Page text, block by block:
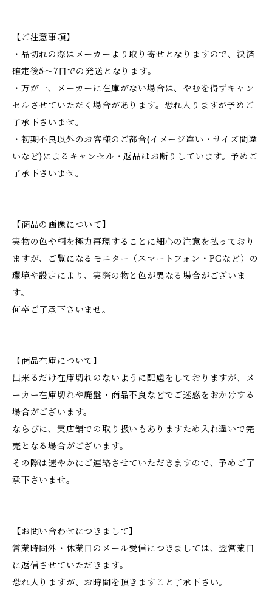
【ご注意事項】
・品切れの際はメーカーより取り寄せとなりますので、決済
確定後5～7日での発送となります。
・万が一、メーカーに在庫がない場合は、やむを得ずキャン
セルさせていただく場合があります。恐れ入りますが予めご
了承下さいませ。
・初期不良以外のお客様のご都合(イメージ違い・サイズ間違
いなど)によるキャンセル・返品はお断りしています。予めご
了承下さいませ。
【商品の画像について】
実物の色や柄を極力再現することに細心の注意を払っており
ますが、ご覧になるモニター（スマートフォン・PCなど）の
環境や設定により、実際の物と色が異なる場合がございま
す。
何卒ご了承下さいませ。
【商品在庫について】
出来るだけ在庫切れのないように配慮をしておりますが、メ
ーカー在庫切れや廃盤・商品不良などでご迷惑をおかけする
場合がございます。
ならびに、実店舗での取り扱いもありますため入れ違いで完
売となる場合がございます。
その際は速やかにご連絡させていただきますので、予めご了
承下さいませ。
【お問い合わせにつきまして】
営業時間外・休業日のメール受信につきましては、翌営業日
に返信させていただきます。
恐れ入りますが、お時間を頂きますこと了承下さい。